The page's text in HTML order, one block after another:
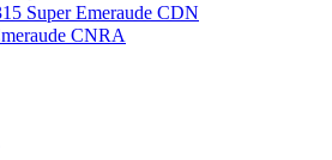
Super Emeraude CDN
CNRA